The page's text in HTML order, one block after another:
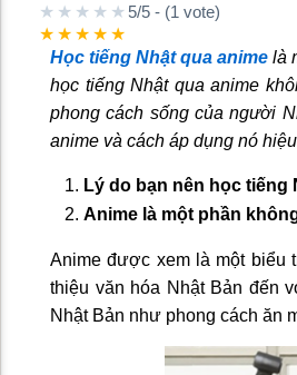
★★★★★
★★★★★
5/5 - (1 vote)
Học tiếng Nhật qua anime là
học tiếng Nhật qua anime
phong cách sống của người
anime và cách áp dụng nó
Lý do bạn nên học tiếng
Anime là một phần
Anime được xem là một biểu
thiệu văn hóa Nhật Bản đến
Nhật Bản như phong cách ăn